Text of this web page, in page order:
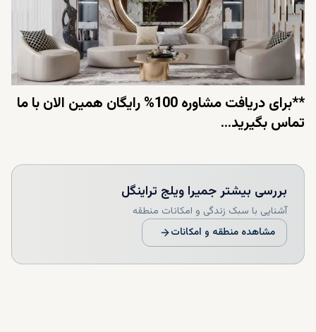
**برای دریافت مشاوره 100% رایگان همین الان با ما
تماس بگیرید...
بررسی بیشترجمیرا ویلج تراینگل
آشنایی با سبک زندگی و امکانات منطقه
مشاهده منطقه و امکانات